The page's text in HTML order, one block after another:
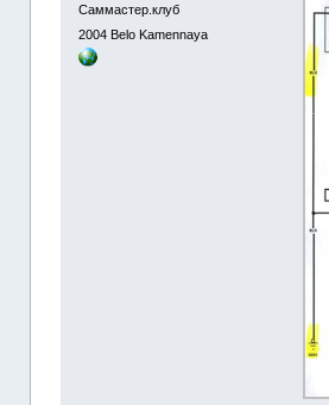
Саммастер.клуб
2004 Belo Kamennaya